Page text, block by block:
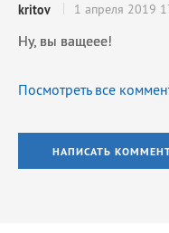
kritov 1 апреля 2019
Ну, вы ващеее!
Посмотреть все
НАПИСАТЬ